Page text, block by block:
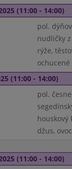
(11:00 - 14:00)
pol.
nudličky
rýže,
ochucené
(11:00 - 14:00)
pol.
houskový
džus,
(11:00 - 14:00)